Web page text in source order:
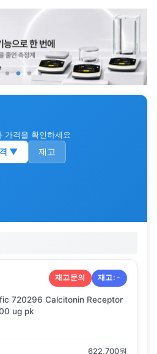
가격을 확인하세요
▼ 재고
재고문의 재고:-
720296 Calcitonin Receptor
ug pk
622,700원